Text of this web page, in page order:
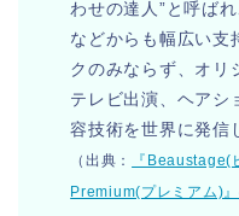
わせの達人”と呼ば
などからも幅広い支
クのみならず、オリ
テレビ出演、ヘアシ
容技術を世界に発信
（出典：
『Beaustage(
Premium(プレミアム)